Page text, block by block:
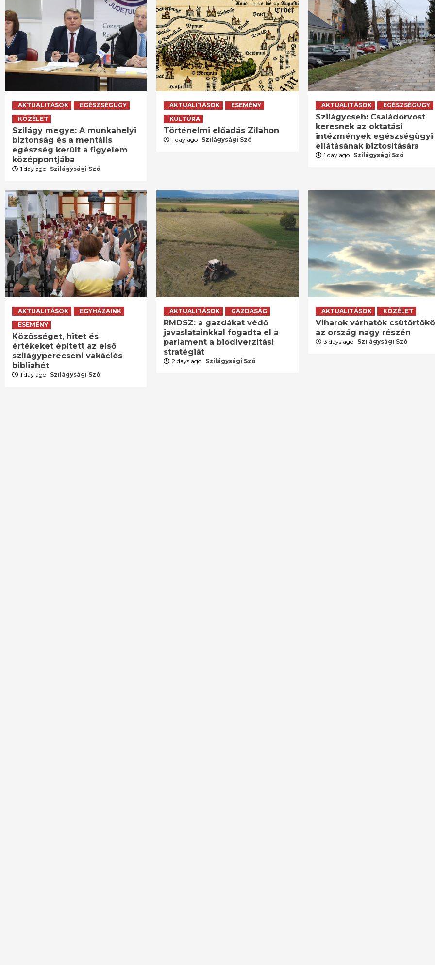
AKTUALITÁSOK
EGÉSZSÉGÜGY
KÖZÉLET
Szilágy megye: A munkahelyi
biztonság és a mentális
egészség került a figyelem
középpontjába
1 day ago Szilágysági Szó
AKTUALITÁSOK
ESEMÉNY
KULTÚRA
Történelmi előadás Zilahon
1 day ago Szilágysági Szó
AKTUALITÁSOK EGÉSZSÉGÜGY
Szilágycseh: Családorvost
keresnek az oktatási
intézmények egészségügyi
ellátásának biztosítására
1 day ago Szilágysági Szó
AKTUALITÁSOK
EGYHÁZAINK
ESEMÉNY
Közösséget, hitet és
értékeket épített az első
szilágyperecseni vakációs
bibliahét
1 day ago Szilágysági Szó
AKTUALITÁSOK GAZDASÁG
RMDSZ: a gazdákat védő
javaslatainkkal fogadta el a
parlament a biodiverzitási
stratégiát
2 days ago Szilágysági Szó
AKTUALITÁSOK KÖZÉLET
Viharok várhatók
az ország nagy részén
3 days ago Szilágysági Szó